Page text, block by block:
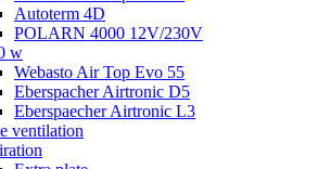
Autoterm 4D
POLARN 4000 12V/230V
w
Webasto Air Top Evo 55
Eberspacher Airtronic D5
Eberspaecher Airtronic L3
ventilation